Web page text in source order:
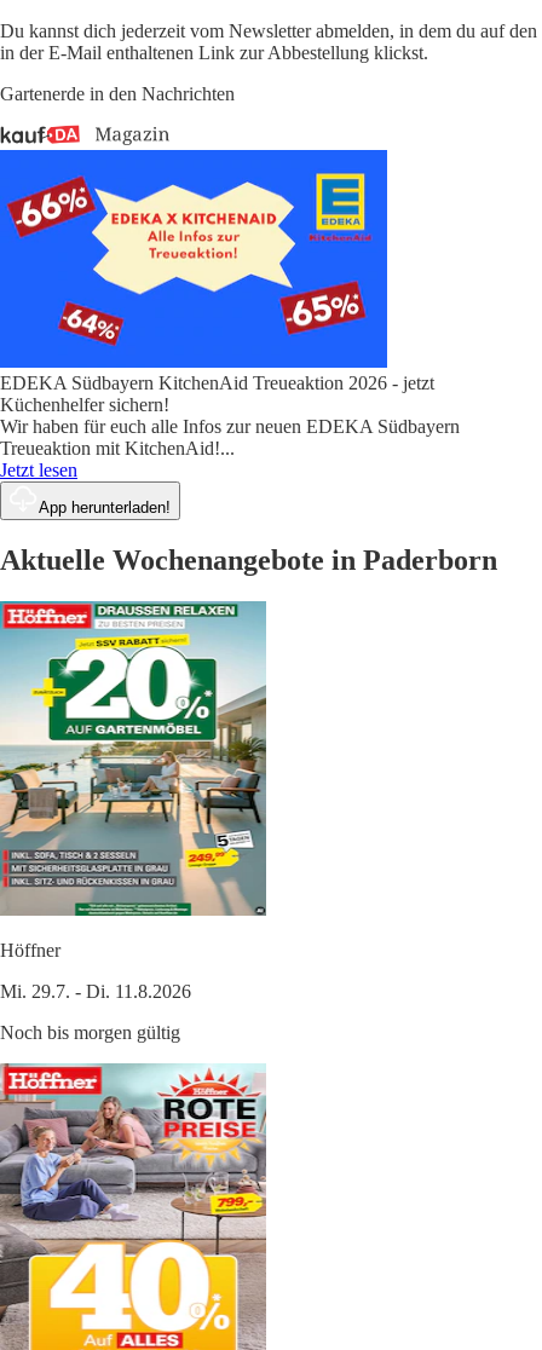
Du kannst dich jederzeit vom Newsletter abmelden, in dem du auf den
in der E-Mail enthaltenen Link zur Abbestellung klickst.
Gartenerde in den Nachrichten
EDEKA Südbayern KitchenAid Treueaktion 2026 - jetzt
Küchenhelfer sichern!
Wir haben für euch alle Infos zur neuen EDEKA Südbayern
Treueaktion mit KitchenAid!...
Jetzt lesen
App herunterladen!
Aktuelle Wochenangebote in Paderborn
Höffner
Mi. 29.7. - Di. 11.8.2026
Noch bis morgen gültig